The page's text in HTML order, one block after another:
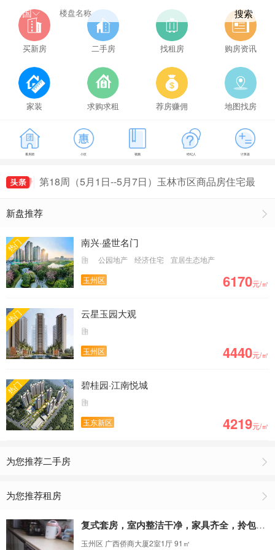
全国 搜索
买新房 二手房 找租房 购房资讯
家装 求购求租 荐房赚佣 地图找房
看房团 小区 视频 经纪人 计算器
第21周（5月22日--5月28日）玉林市区商品房住宅
最新房价出炉，玉林房价为5407元/㎡
第18周（5月1日--5月7日）玉林市区商品房住宅最
成交155套，玉林房价为5491元/㎡
第20周（5月15日--5月21日）玉林市区商品房住宅
成交135套，玉林房价为5235元/㎡
第21周（5月22日--5月28日）玉林市区商品房住宅
成交149套，玉林房价为5114元/㎡
第16周（4月17日--4月23日）玉林市区商品房住宅
最新房价出炉，玉林房价为5407元/㎡
新盘推荐
热门 南兴·盛世名门
公园地产 经济住宅
宜居生态地产
玉州区
6170元/㎡
热门 云星玉园大观
玉州区 4440元/㎡
热门 碧桂园·江南悦城
玉东新区 4219元/㎡
为您推荐二手房
为您推荐租房
复式套房，室内整洁干净，家具齐全，拎包入住
玉州区 广西侨商大厦2室1厅 91㎡